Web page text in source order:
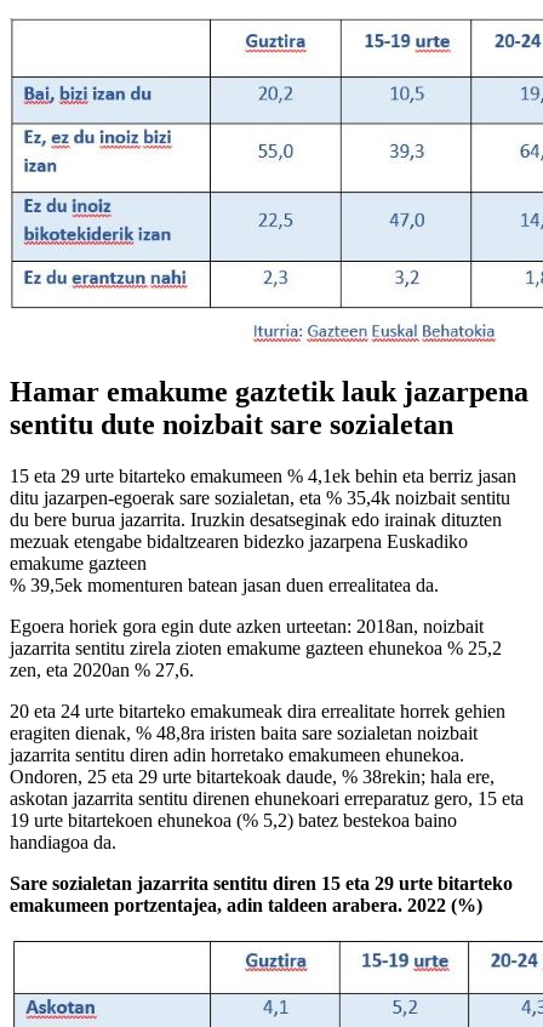
Hamar emakume gaztetik lauk jazarpena
sentitu dute noizbait sare sozialetan
15 eta 29 urte bitarteko emakumeen % 4,1ek behin eta berriz jasan
ditu jazarpen-egoerak sare sozialetan, eta % 35,4k noizbait sentitu
du bere burua jazarrita. Iruzkin desatseginak edo irainak dituzten
mezuak etengabe bidaltzearen bidezko jazarpena Euskadiko
emakume gazteen
% 39,5ek momenturen batean jasan duen errealitatea da.
Egoera horiek gora egin dute azken urteetan: 2018an, noizbait
jazarrita sentitu zirela zioten emakume gazteen ehunekoa % 25,2
zen, eta 2020an % 27,6.
20 eta 24 urte bitarteko emakumeak dira errealitate horrek gehien
eragiten dienak, % 48,8ra iristen baita sare sozialetan noizbait
jazarrita sentitu diren adin horretako emakumeen ehunekoa.
Ondoren, 25 eta 29 urte bitartekoak daude, % 38rekin; hala ere,
askotan jazarrita sentitu direnen ehunekoari erreparatuz gero, 15 eta
19 urte bitartekoen ehunekoa (% 5,2) batez bestekoa baino
handiagoa da.
Sare sozialetan jazarrita sentitu diren 15 eta 29 urte bitarteko
emakumeen portzentajea, adin taldeen arabera. 2022 (%)